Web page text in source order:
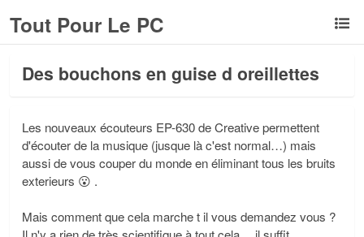
Tout Pour Le PC
Des bouchons en guise d oreillettes
Les nouveaux écouteurs EP-630 de Creative permettent
d'écouter de la musique (jusque là c'est normal…) mais
aussi de vous couper du monde en éliminant tous les bruits
exterieurs 😮 .
Mais comment que cela marche t il vous demandez vous ?